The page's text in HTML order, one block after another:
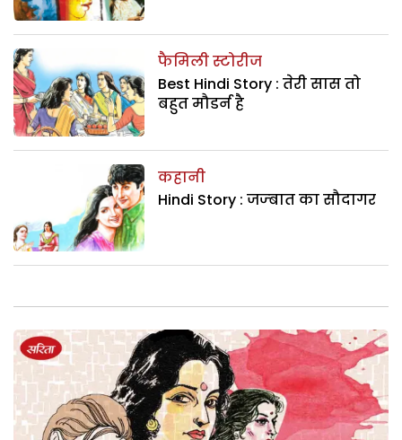
फैमिली स्टोरीज
Best Hindi Story : तेरी सास तो
बहुत मौडर्न है
कहानी
Hindi Story : जज्‍बात का सौदागर